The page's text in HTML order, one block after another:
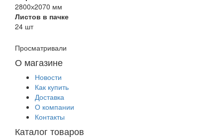
2800х2070 мм
Листов в пачке
24 шт
Просматривали
О магазине
Новости
Как купить
Доставка
О компании
Контакты
Каталог товаров